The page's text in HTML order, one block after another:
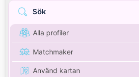
Sök
Alla profiler
Matchmaker
Använd kartan